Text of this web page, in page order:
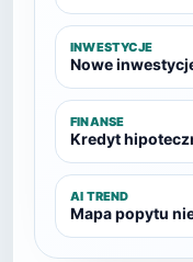
INWESTYCJE
Nowe
FINANSE
Kredyt
AI TREND
Mapa popytu